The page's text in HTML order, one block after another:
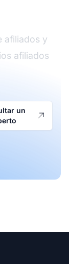
afiliados y
afiliados
un